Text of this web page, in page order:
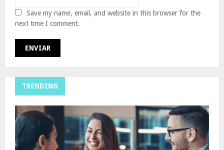
Save my name, email, and website in this browser for the
next time I comment.
TRENDING